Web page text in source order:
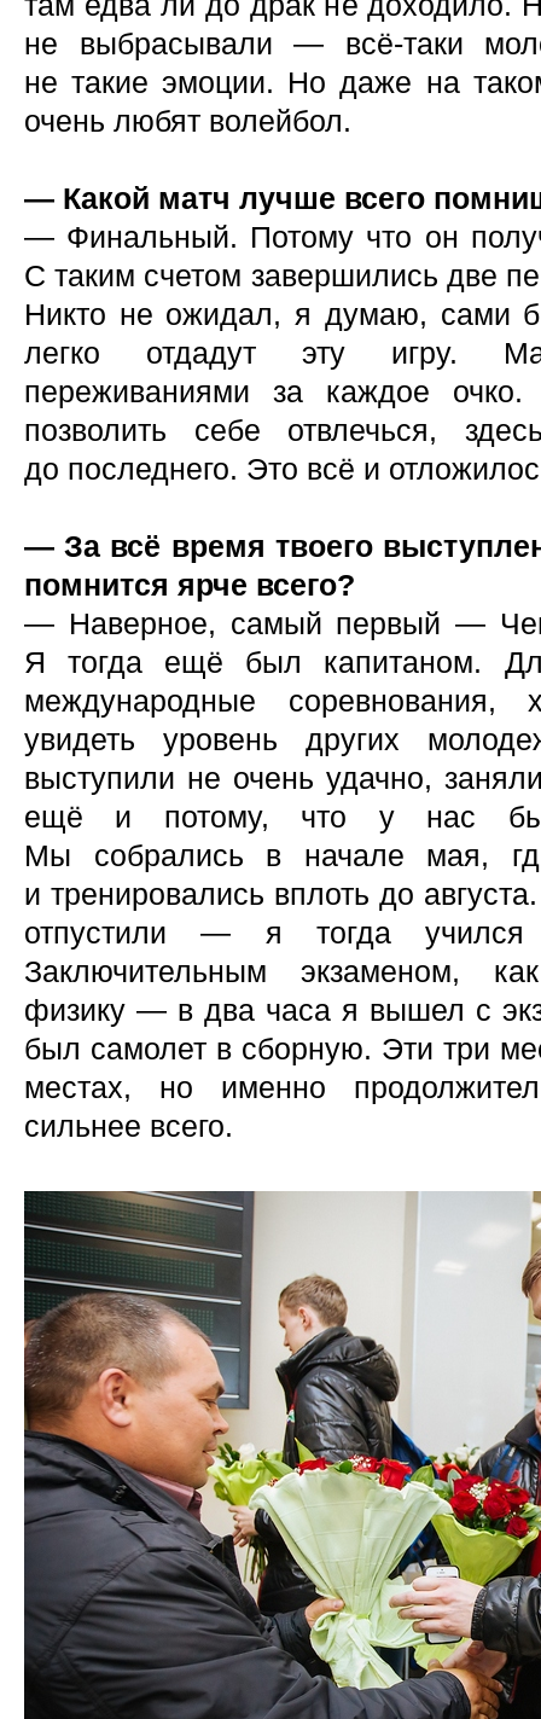
не выбрасывали — всё-таки
не такие эмоции. Но даже на
очень любят волейбол.
— Какой матч лучше всего
— Финальный. Потому что он
С таким счетом завершились две
Никто не ожидал, я думаю, сами
легко отдадут эту игру.
переживаниями за каждое
позволить себе отвлечься,
до последнего. Это всё и
— За всё время твоего
помнится ярче всего?
— Наверное, самый первый —
Я тогда ещё был капитаном.
международные соревнования,
увидеть уровень других
выступили не очень удачно,
ещё и потому, что у нас
Мы собрались в начале мая,
и тренировались вплоть до
отпустили — я тогда
Заключительным экзаменом,
физику — в два часа я вышел с
был самолет в сборную. Эти три
местах, но именно
сильнее всего.